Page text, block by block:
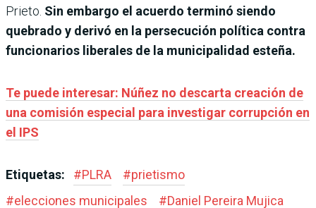
Prieto. Sin embargo el acuerdo terminó siendo
quebrado y derivó en la persecución política contra
funcionarios liberales de la municipalidad esteña.
Te puede interesar: Núñez no descarta creación de
una comisión especial para investigar corrupción en
el IPS
Etiquetas: #PLRA #prietismo
#elecciones municipales #Daniel Pereira Mujica